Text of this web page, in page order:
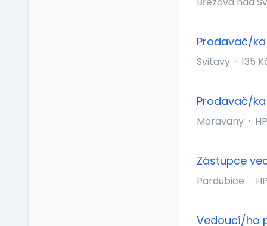
Prodavač/ka
Svitavy · 135
Prodavač/
Moravany ·
Zástupce
Pardubice ·
Vedoucí/ho